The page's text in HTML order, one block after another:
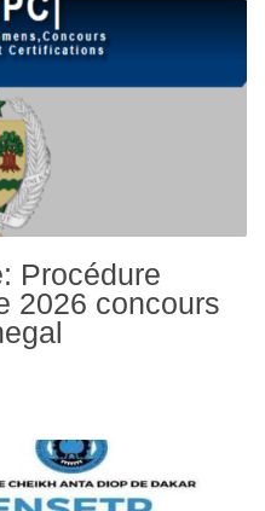
Procédure
2026 concours